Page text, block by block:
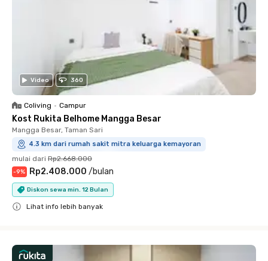
Video 360
Coliving • Campur
Kost Rukita Belhome Mangga Besar
Mangga Besar, Taman Sari
4.3 km dari rumah sakit mitra keluarga kemayoran
mulai dari Rp2.668.000
-9% Rp2.408.000 /bulan
Diskon sewa min. 12 Bulan
Lihat info lebih banyak